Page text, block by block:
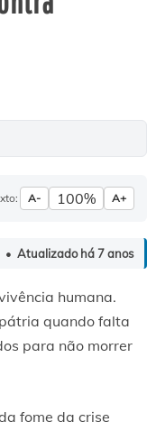
A- 100% A+
• Atualizado há 7 anos
humana.
quando falta
para não morrer
fome da crise